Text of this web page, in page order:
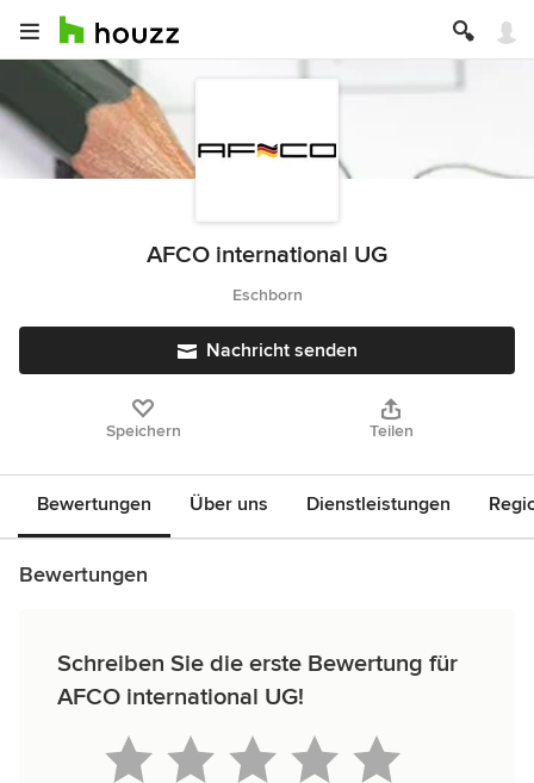
AFCO international UG
Eschborn
Nachricht senden
Speichern Teilen
Bewertungen Über uns Dienstleistungen
Bewertungen
Schreiben Sie die erste Bewertung für
AFCO international UG!